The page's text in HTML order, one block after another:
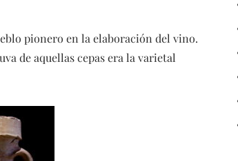
pionero en la elaboración del vino.
de aquellas cepas era la varietal